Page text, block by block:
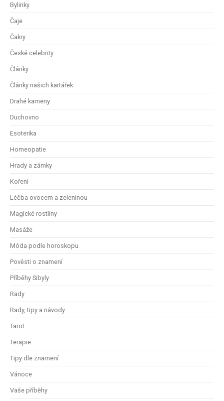
Bylinky
Čaje
Čakry
České celebrity
Články
Články našich kartářek
Drahé kameny
Duchovno
Esoterika
Homeopatie
Hrady a zámky
Koření
Léčba ovocem a zeleninou
Magické rostliny
Masáže
Móda podle horoskopu
Pověsti o znamení
Příběhy Sibyly
Rady
Rady, tipy a návody
Tarot
Terapie
Tipy dle znamení
Vánoce
Vaše příběhy